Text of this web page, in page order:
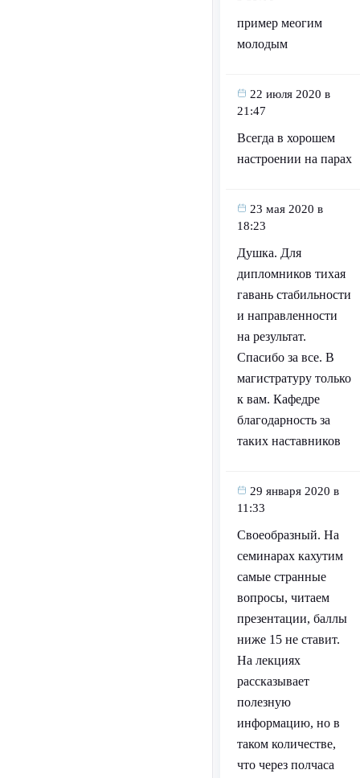
пример меогим
молодым
22 июля 2020 в
21:47
Всегда в хорошем
настроении на парах
23 мая 2020 в
18:23
Душка. Для
дипломников тихая
гавань стабильности
и направленности
на результат.
Спасибо за все. В
магистратуру только
к вам. Кафедре
благодарность за
таких наставников
29 января 2020 в
11:33
Своеобразный. На
семинарах кахутим
самые странные
вопросы, читаем
презентации, баллы
ниже 15 не ставит.
На лекциях
рассказывает
полезную
информацию, но в
таком количестве,
что через полчаса